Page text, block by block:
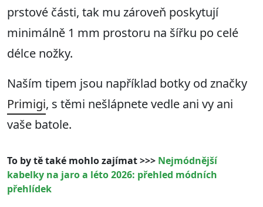
prstové části, tak mu zároveň poskytují
minimálně 1 mm prostoru na šířku po celé
délce nožky.
Naším tipem jsou například botky od značky
Primigi, s těmi nešlápnete vedle ani vy ani
vaše batole.
To by tě také mohlo zajímat >>> Nejmódnější
kabelky na jaro a léto 2026: přehled módních
přehlídek